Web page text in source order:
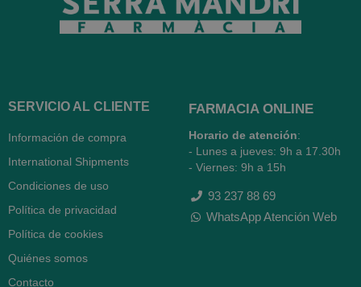
SERVICIO AL CLIENTE
Información de compra
International Shipments
Condiciones de uso
Política de privacidad
Política de cookies
Quiénes somos
Contacto
FARMACIA ONLINE
Horario de atención:
- Lunes a jueves: 9h a 17.30h
- Viernes: 9h a 15h
93 237 88 69
WhatsApp Atención Web